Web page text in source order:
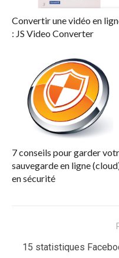
Convertir une vidéo en
: JS Video Converter
7 conseils pour garder
sauvegarde en ligne
en sécurité
dePrevious
15 statistiques